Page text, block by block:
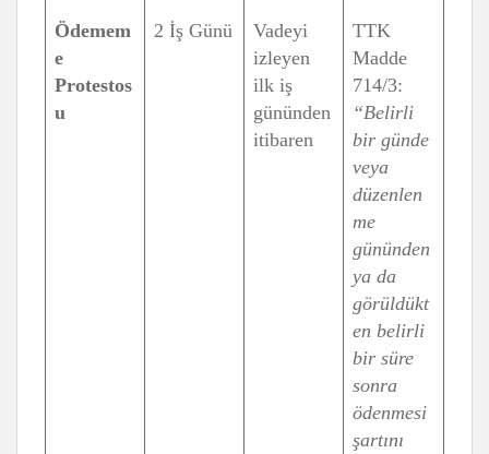
Ödemem
e
Protestos
u
2 İş Günü
Vadeyi
izleyen
ilk iş
gününden
itibaren
TTK
Madde
714/3:
“Belirli
bir günde
veya
düzenlen
me
gününden
ya da
görüldükt
en belirli
bir süre
sonra
ödenmesi
şartını